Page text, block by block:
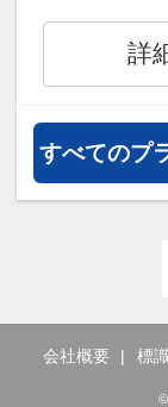
旅行
泊・
JAL
詳
すべてのプ
会社概要 標